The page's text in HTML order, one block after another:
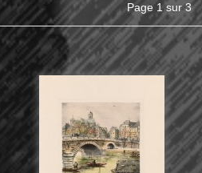
Page 1 sur 3